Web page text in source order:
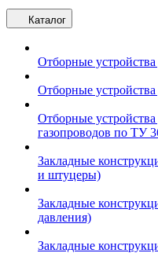
Каталог
Отборные устройства
Отборные
Отборные
газопроводов по ТУ
Закладные
и штуцеры)
Закладные
давления)
Закладные